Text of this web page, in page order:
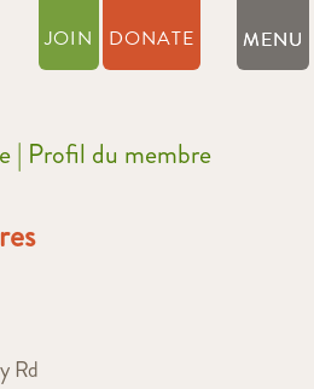
JOIN DONATE
| Profil du membre
Rd